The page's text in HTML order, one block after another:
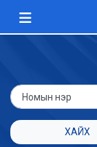
ХАЙХ